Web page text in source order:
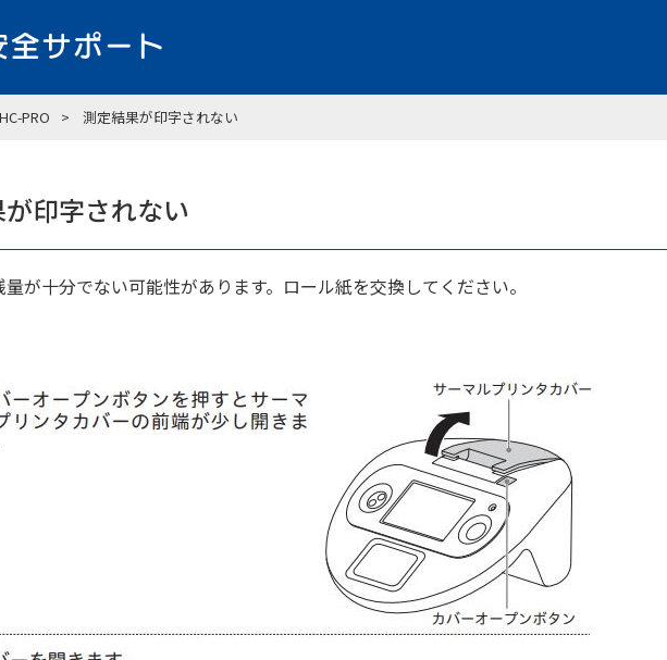
HC-PRO 測定結果が印字されない
印字されない
が十分でない可能性があります。ロール紙を交換してください。